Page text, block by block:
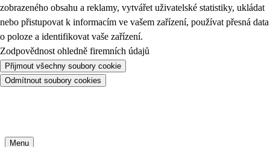
zobrazeného obsahu a reklamy, vytvářet uživatelské statistiky, ukládat
nebo přistupovat k informacím ve vašem zařízení, používat přesná data
o poloze a identifikovat vaše zařízení.
Zodpovědnost ohledně firemních údajů
Přijmout všechny soubory cookie
Odmítnout soubory cookies
Menu